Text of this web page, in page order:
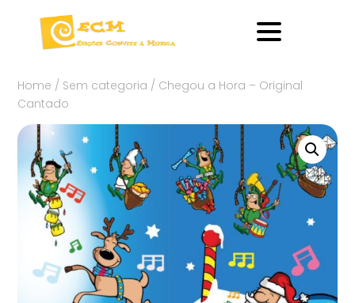
Home / Sem categoria / Chegou a Hora – Original
Cantado